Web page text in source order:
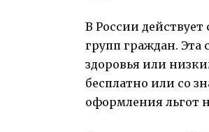
В России
групп граждан.
здоровья или
бесплатно или со
оформления льгот